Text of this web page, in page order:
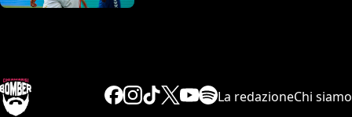
La redazioneChi siamo